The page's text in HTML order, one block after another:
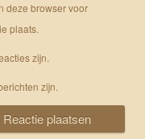
deze browser voor
plaats.
zijn.
zijn.